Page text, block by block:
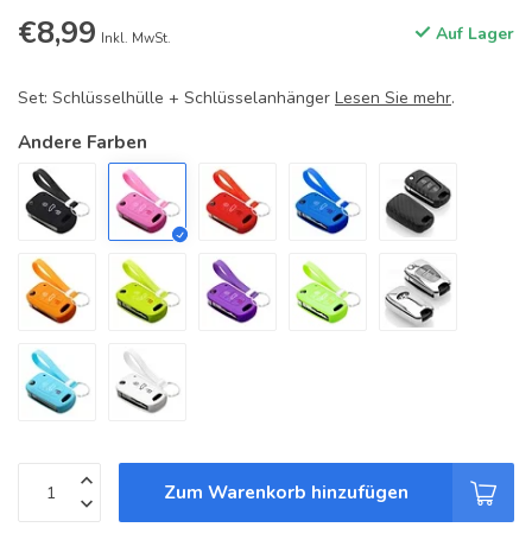
€8,99 Inkl. MwSt. Auf Lager
Set: Schlüsselhülle + Schlüsselanhänger Lesen Sie mehr.
Andere Farben
Zum Warenkorb hinzufügen